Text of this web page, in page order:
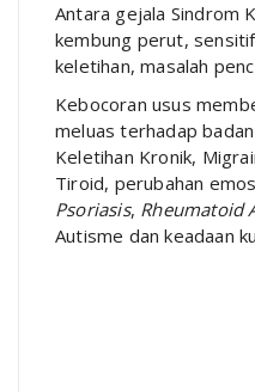
Antara gejala Sindrom
kembung perut,
keletihan, masalah
Kebocoran usus
meluas terhadap
Keletihan Kronik,
Tiroid, perubahan
Psoriasis, Rheumatoid
Autisme dan keadaan